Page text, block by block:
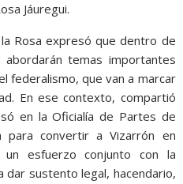
Jáuregui.
Rosa expresó que dentro de
temas importantes
federalismo, que van a marcar
En ese contexto, compartió
en la Oficialía de Partes de
para convertir a Vizarrón en
esfuerzo conjunto con la
dar sustento legal, hacendario,